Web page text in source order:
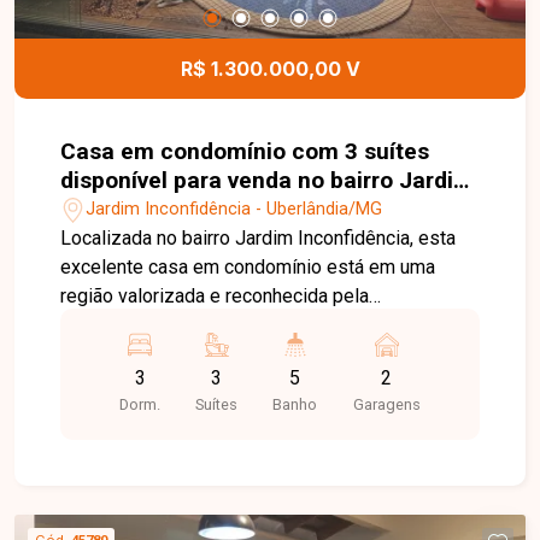
R$ 1.300.000,00 V
Casa em condomínio com 3 suítes
disponível para venda no bairro Jardim
Inconfidência em Uberlândia - MG.
Jardim Inconfidência - Uberlândia/MG
Localizada no bairro Jardim Inconfidência, esta
excelente casa em condomínio está em uma
região valorizada e reconhecida pela
Com fácil acesso às principais vias da cidade, o
bairro oferece infraestrutura completa, com
supermercados, escolas, farmácias, comércios e
de 346,80 m², o imóvel possui sala em dois
3
Dorm.
3
Suítes
5
Banho
2
Garagens